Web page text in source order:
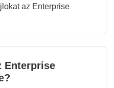
az Enterprise
Enterprise